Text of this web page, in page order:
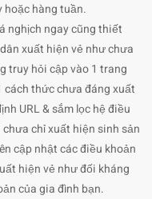
hoặc hàng tuần.
nghịch ngay cũng thiết
xuất hiện vẻ như chưa
truy hỏi cập vào 1 trang
cách thức chưa đáng xuất
URL & sắm lọc hệ điều
chỉ xuất hiện sinh sản
cập nhật các điều khoản
hiện vẻ như đối kháng
của gia đình bạn.